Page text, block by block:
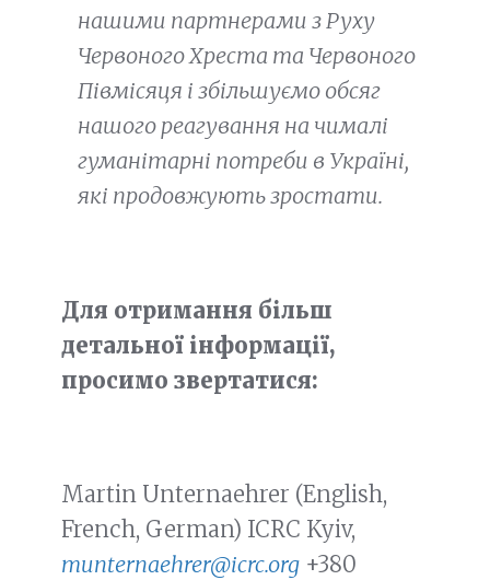
нашими партнерами з Руху
Червоного Хреста та Червоного
Півмісяця і збільшуємо обсяг
нашого реагування на чималі
гуманітарні потреби в Україні,
які продовжують зростати.
Для отримання більш
детальної інформації,
просимо звертатися:
Martin Unternaehrer (English,
French, German) ICRC Kyiv,
munternaehrer@icrc.org +380